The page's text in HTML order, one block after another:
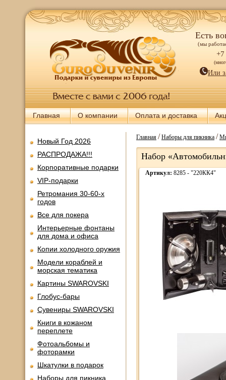
Есть
(мы
+7
Или
Главная О компании Оплата и доставка
Новый Год 2026
РАСПРОДАЖА!!!
Корпоративные подарки
VIP-подарки
Ретромания 30-60-х
годов
Все для покера
Интерьерные фонтаны
для дома и офиса
Копии холодного оружия
Модели кораблей и
морская тематика
Картины SWAROVSKI
Глобус-бары
Сувениры SWAROVSKI
Книги в кожаном
переплете
Фотоальбомы и
фоторамки
Шкатулки в подарок
Наборы для пикника
Главная/Наборы для пикника/
Набор
Артикул: 8285 - "220КК4"